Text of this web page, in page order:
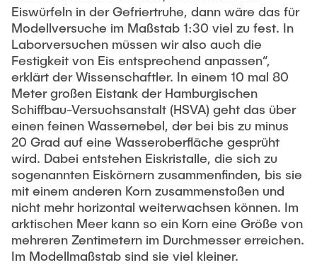
Ehemalige Mitarbeiter
Eiswürfeln in der Gefriertruhe, dann wäre das für
Modellversuche im Maßstab 1:30 viel zu fest. In
Laborversuchen müssen wir also auch die
Festigkeit von Eis entsprechend anpassen“,
erklärt der Wissenschaftler. In einem 10 mal 80
Meter großen Eistank der Hamburgischen
Schiffbau-Versuchsanstalt (HSVA) geht das über
einen feinen Wassernebel, der bei bis zu minus
20 Grad auf eine Wasseroberfläche gesprüht
wird. Dabei entstehen Eiskristalle, die sich zu
sogenannten Eiskörnern zusammenfinden, bis sie
mit einem anderen Korn zusammenstoßen und
nicht mehr horizontal weiterwachsen können. Im
arktischen Meer kann so ein Korn eine Größe von
mehreren Zentimetern im Durchmesser erreichen.
Im Modellmaßstab sind sie viel kleiner.